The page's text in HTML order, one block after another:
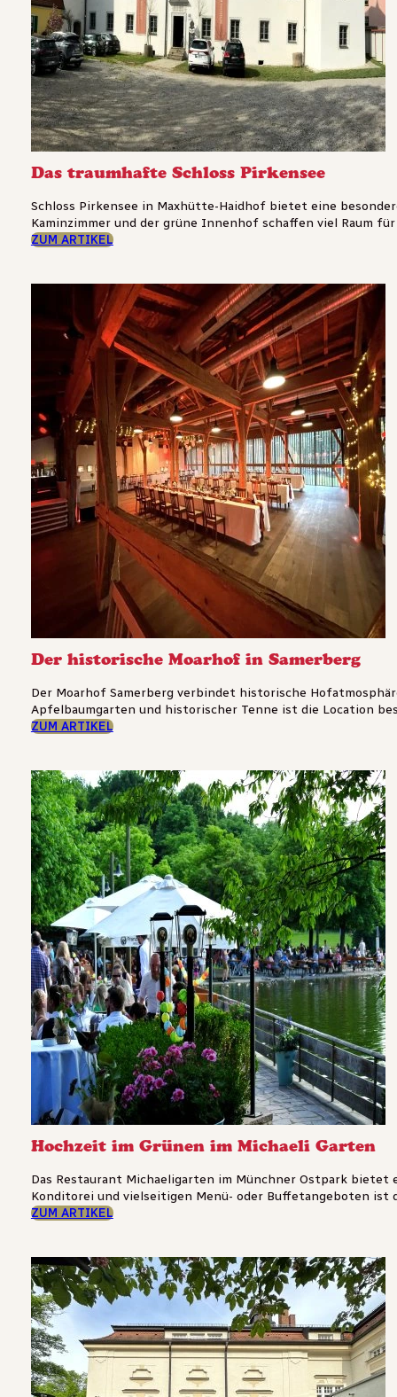
Das traumhafte Schloss Pirkensee
Schloss Pirkensee in Maxhütte-Haidhof bietet eine
Kaminzimmer und der grüne Innenhof schaffen viel Raum für
ZUM ARTIKEL
Der historische Moarhof in Samerberg
Der Moarhof Samerberg verbindet historische
Apfelbaumgarten und historischer Tenne ist die Location
ZUM ARTIKEL
Hochzeit im Grünen im Michaeli Garten
Das Restaurant Michaeligarten im Münchner Ostpark
Konditorei und vielseitigen Menü- oder Buffetangeboten ist
ZUM ARTIKEL